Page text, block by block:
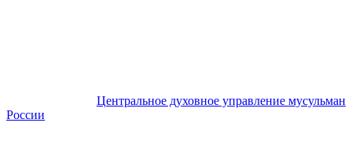
Центральное духовное управление мусульман
России